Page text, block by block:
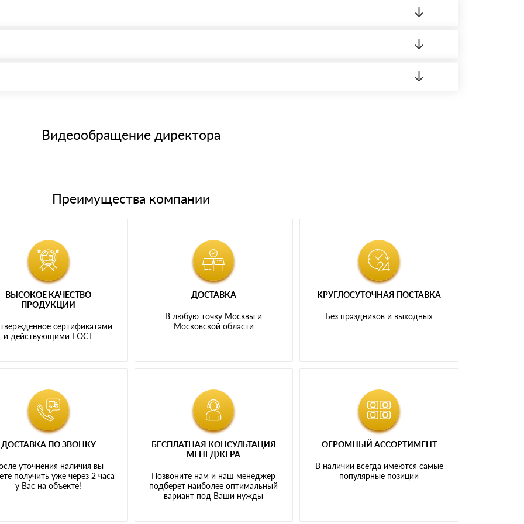
банковским картам
Видеообращение директора
Преимущества компании
ВЫСОКОЕ КАЧЕСТВО
ПРОДУКЦИИ
сертификатами
и действующими ГОСТ
ДОСТАВКА
В любую точку Москвы и
Московской области
КРУГЛОСУТОЧНАЯ ПОСТАВКА
Без праздников и выходных
ДОСТАВКА ПО ЗВОНКУ
уточнения наличия вы
получить уже через 2 часа
у Вас на объекте!
БЕСПЛАТНАЯ КОНСУЛЬТАЦИЯ
МЕНЕДЖЕРА
Позвоните нам и наш менеджер
подберет наиболее оптимальный
вариант под Ваши нужды
ОГРОМНЫЙ АССОРТИМЕНТ
В наличии всегда имеются самые
популярные позиции